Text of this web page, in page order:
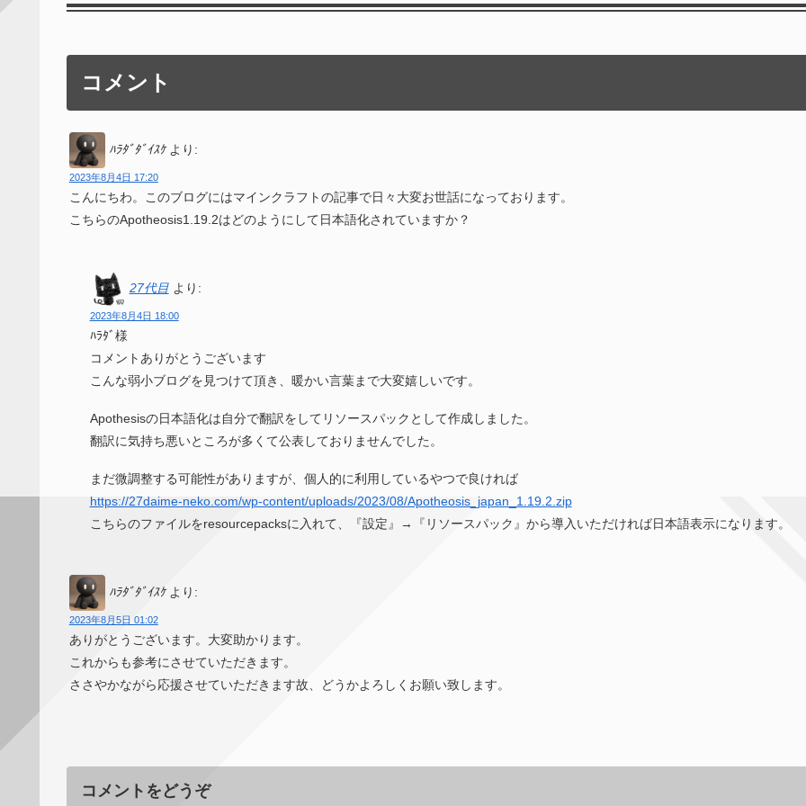
コメント
ﾊﾗﾀﾞﾀﾞｲｽｹ より:
2023年8月4日 17:20
こんにちわ。このブログにはマインクラフトの記事で日々大変お世話になっております。
こちらのApotheosis1.19.2はどのようにして日本語化されていますか？
27代目 より:
2023年8月4日 18:00
ﾊﾗﾀﾞ様
コメントありがとうございます
こんな弱小ブログを見つけて頂き、暖かい言葉まで大変嬉しいです。
Apothesisの日本語化は自分で翻訳をしてリソースパックとして作成しました。
翻訳に気持ち悪いところが多くて公表しておりませんでした。
まだ微調整する可能性がありますが、個人的に利用しているやつで良ければ
https://27daime-neko.com/wp-content/uploads/2023/08/Apotheosis_japan_1.19.2.zip
こちらのファイルをresourcepacksに入れて、『設定』→『リソースパック』から導入いただければ日本語表示になります。
ﾊﾗﾀﾞﾀﾞｲｽｹ より:
2023年8月5日 01:02
ありがとうございます。大変助かります。
これからも参考にさせていただきます。
ささやかながら応援させていただきます故、どうかよろしくお願い致します。
コメントをどうぞ